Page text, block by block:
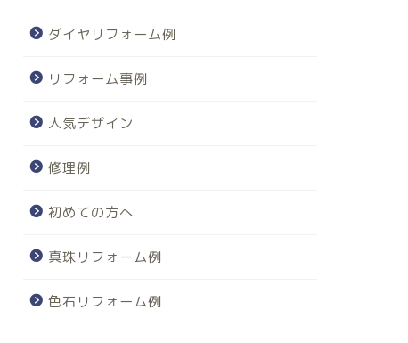
ダイヤリフォーム例
リフォーム事例
人気デザイン
修理例
初めての方へ
真珠リフォーム例
色石リフォーム例